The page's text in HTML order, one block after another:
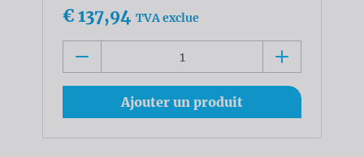
€ 137,94 TVA exclue
Ajouter un produit